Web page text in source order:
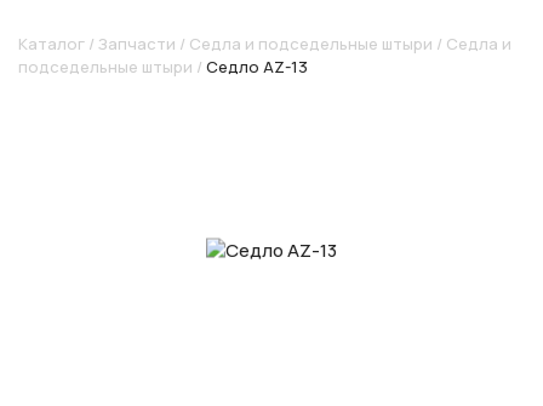
Каталог / Запчасти / Седла и подседельные штыри / Седла и
подседельные штыри / Седло AZ-13